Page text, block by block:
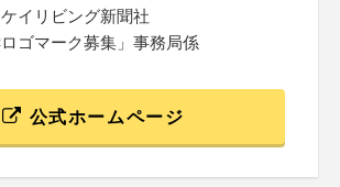
イリビング新聞社
ロゴマーク募集」事務局係
公式ホームページ